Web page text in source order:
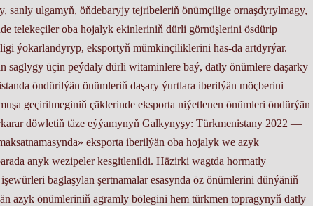
sanly ulgamyň, öňdebaryjy tejribeleriň önümçilige ornaşdyrylmagy,
telekeçiler oba hojalyk ekinleriniň dürli görnüşlerini ösdürip
ýokarlandyryp, eksportyň mümkinçiliklerini has-da artdyrýar.
saglygy üçin peýdaly dürli witaminlere baý, datly önümlere daşarky
öndürilýän önümleriň daşary ýurtlara iberilýän möçberini
geçirilmeginiň çäklerinde eksporta niýetlenen önümleri öndürýän
döwletiň täze eýýamynyň Galkynyşy: Türkmenistany 2022 —
eksporta iberilýän oba hojalyk we azyk
anyk wezipeler kesgitlenildi. Häzirki wagtda hormatly
baglaşylan şertnamalar esasynda öz önümlerini dünýäniň
azyk önümleriniň agramly bölegini hem türkmen topragynyň datly